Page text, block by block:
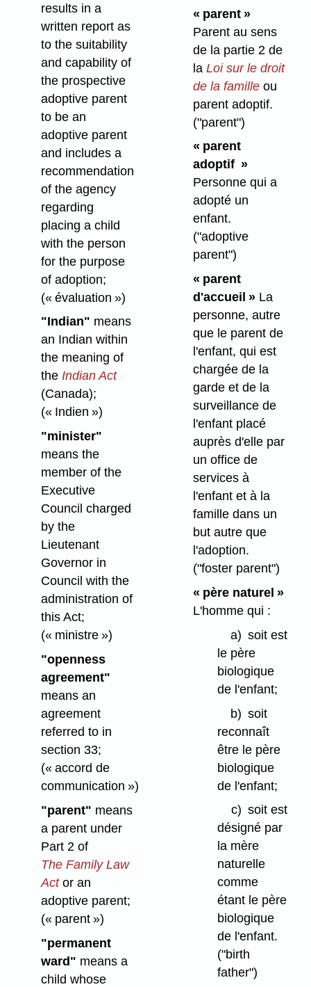
results in a
written report as
to the suitability
and capability of
the prospective
adoptive parent
to be an
adoptive parent
and includes a
recommendation
of the agency
regarding
placing a child
with the person
for the purpose
of adoption;
(« évaluation »)
"Indian" means
an Indian within
the meaning of
the Indian Act
(Canada);
(« Indien »)
"minister"
means the
member of the
Executive
Council charged
by the
Lieutenant
Governor in
Council with the
administration of
this Act;
(« ministre »)
"openness
agreement"
means an
agreement
referred to in
section 33;
(« accord de
communication »)
"parent" means
a parent under
Part 2 of
The Family Law
Act or an
adoptive parent;
(« parent »)
"permanent
ward" means a
child whose
« parent »
Parent au sens
de la partie 2 de
la Loi sur le droit
de la familleou
parent adoptif.
("parent")
« parent
adoptif »
Personne qui a
adopté un
enfant.
("adoptive
parent")
« parent
d'accueil »La
personne, autre
que le parent de
l'enfant, qui est
chargée de la
garde et de la
surveillance de
l'enfant placé
auprès d'elle par
un office de
services à
l'enfant et à la
famille dans un
but autre que
l'adoption.
("foster parent")
« père naturel »
L'homme qui :
a) soit est
le père
biologique
de l'enfant;
b) soit
reconnaît
être le père
biologique
de l'enfant;
c) soit est
désigné par
la mère
naturelle
comme
étant le père
biologique
de l'enfant.
("birth
father")